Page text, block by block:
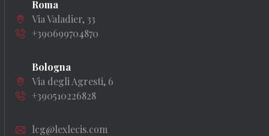
Roma
Via Valadier, 33
+390699704870
Bologna
Via degli Agresti, 6
+390510226828
lcg@lexlecis.com